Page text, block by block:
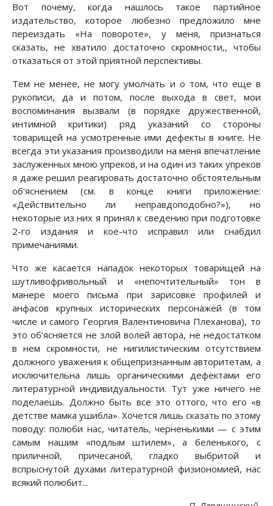
Вот почему, когда нашлось такое партийное
издательство, которое любезно предложило мне
переиздать «На повороте», у меня, признаться
сказать, не хватило достаточно скромности,, чтобы
отказаться от этой приятной перспективы.
Тем не менее, не могу умолчать и о том, что еще в
рукописи, да и потом, после выхода в свет, мои
воспоминания вызвали (в порядке дружественной,
интимной критики) ряд указаний со стороны
товарищей на усмотренные ими дефекты в книге. Не
всегда эти указания производили на меня впечатление
заслуженных мною упреков, и на один из таких упреков
я даже решил реагировать достаточно обстоятельным
об‘яснением (см. в конце книги приложение:
«Действительно ли неправдоподобно?»), но
некоторые из них я принял к сведению при подготовке
2-го издания и кое-что исправил или снабдил
примечаниями.
Что же касается нападок некоторых товарищей на
шутливофривольный и «непочтительный» тон в
манере моего письма при зарисовке профилей и
анфасов крупных исторических персонажей (в том
числе и самого Георгия Валентиновича Плеханова), то
это об‘ясняется не злой волей автора, не недостатком
в нем скромности, не нигилистическим отсутствием
должного уважения к общепризнанным авторитетам, а
исключительна лишь органическими дефектами его
литературной индивидуальности. Тут уже ничего не
поделаешь. Должно быть все это оттого, что его «в
детстве мамка ушибла». Хочется лишь сказать по этому
поводу: полюби нас, читатель, черненькими — с этим
самым нашим «подлым штилем», а беленького, с
приличной, причесаной, гладко выбритой и
вспрыснутой духами литературной физиономией, нас
всякий полюбит...